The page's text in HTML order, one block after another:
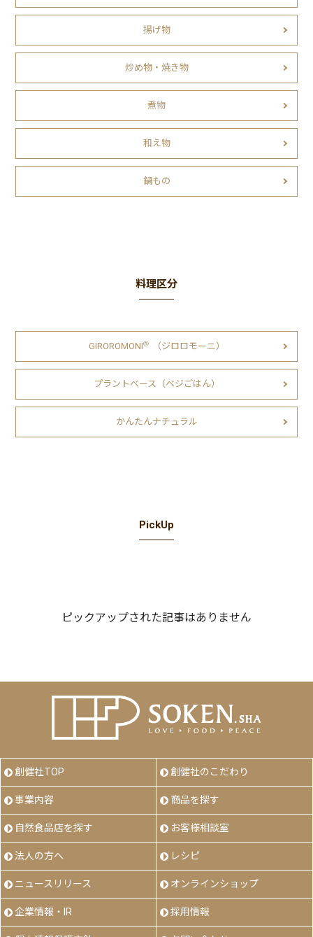
揚げ物
炒め物・焼き物
煮物
和え物
鍋もの
料理区分
GIROROMONIⓇ （ジロロモーニ）
プラントベース（ベジごはん）
かんたんナチュラル
PickUp
ピックアップされた記事はありません
創健社TOP 創健社のこだわり
事業内容 商品を探す
自然食品店を探す お客様相談室
法人の方へ レシピ
ニュースリリース オンラインショップ
企業情報・IR 採用情報